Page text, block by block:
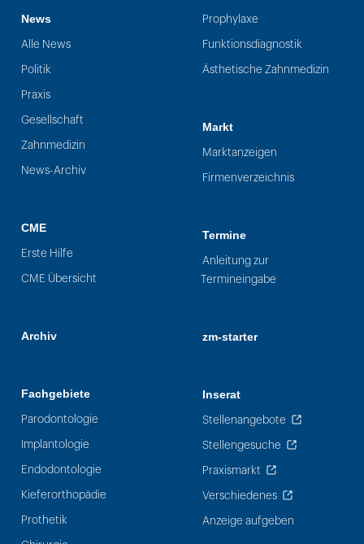
News
Alle News
Politik
Praxis
Gesellschaft
Zahnmedizin
News-Archiv
CME
Erste Hilfe
CME Übersicht
Archiv
Fachgebiete
Parodontologie
Implantologie
Endodontologie
Kieferorthopädie
Prothetik
Prophylaxe
Funktionsdiagnostik
Ästhetische Zahnmedizin
Markt
Marktanzeigen
Firmenverzeichnis
Termine
Anleitung zur
Termineingabe
zm-starter
Inserat
Stellenangebote
Stellengesuche
Praxismarkt
Verschiedenes
Anzeige aufgeben